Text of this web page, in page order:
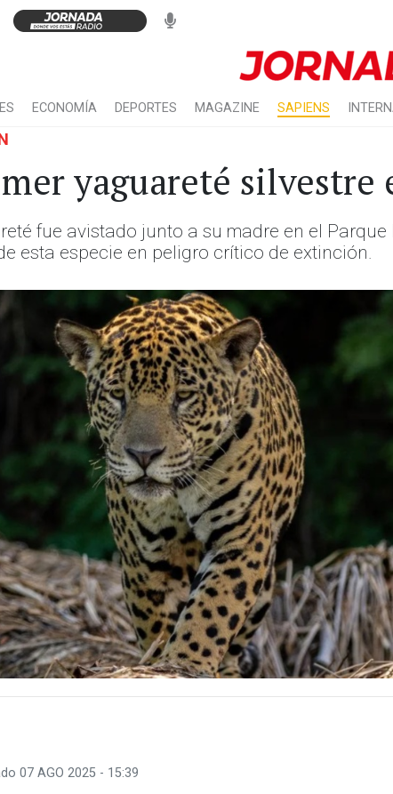
ECONOMÍA DEPORTES MAGAZINE SAPIENS
yaguareté silvestre
fue avistado junto a su madre en el
esta especie en peligro crítico de extinción.
07 AGO 2025 - 15:39